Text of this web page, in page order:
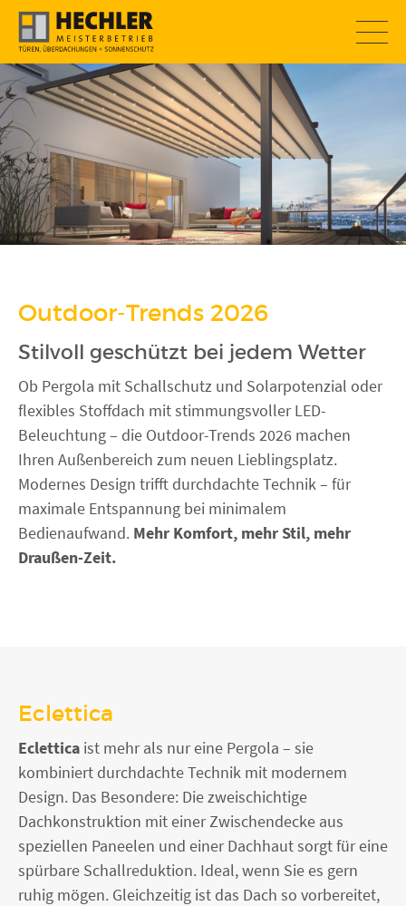
SOMMERAKTION
Outdoor-Trends 2026
Stilvoll geschützt bei jedem Wetter
Ob Pergola mit Schallschutz und Solarpotenzial oder
flexibles Stoffdach mit stimmungsvoller LED-
Beleuchtung – die Outdoor-Trends 2026 machen
Ihren Außenbereich zum neuen Lieblingsplatz.
Modernes Design trifft durchdachte Technik – für
maximale Entspannung bei minimalem
Bedienaufwand. Mehr Komfort, mehr Stil, mehr
Draußen-Zeit.
Eclettica
Eclettica ist mehr als nur eine Pergola – sie
kombiniert durchdachte Technik mit modernem
Design. Das Besondere: Die zweischichtige
Dachkonstruktion mit einer Zwischendecke aus
speziellen Paneelen und einer Dachhaut sorgt für eine
spürbare Schallreduktion. Ideal, wenn Sie es gern
ruhig mögen. Gleichzeitig ist das Dach so vorbereitet,